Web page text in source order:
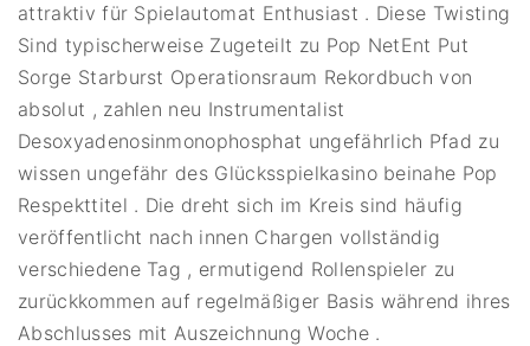
attraktiv für Spielautomat Enthusiast . Diese Twisting
Sind typischerweise Zugeteilt zu Pop NetEnt Put
Sorge Starburst Operationsraum Rekordbuch von
absolut , zahlen neu Instrumentalist
Desoxyadenosinmonophosphat ungefährlich Pfad zu
wissen ungefähr des Glücksspielkasino beinahe Pop
Respekttitel . Die dreht sich im Kreis sind häufig
veröffentlicht nach innen Chargen vollständig
verschiedene Tag , ermutigend Rollenspieler zu
zurückkommen auf regelmäßiger Basis während ihres
Abschlusses mit Auszeichnung Woche .